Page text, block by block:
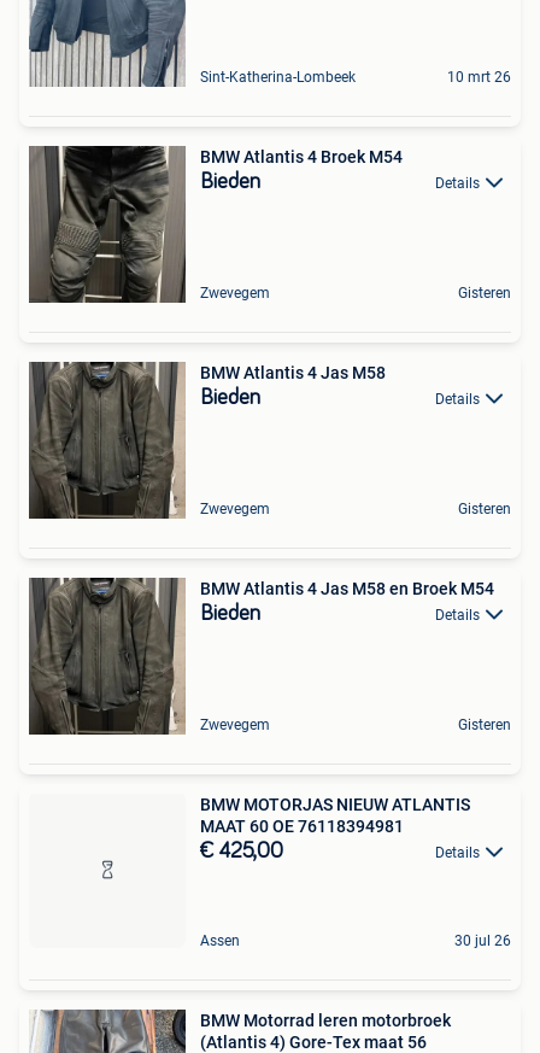
Sint-Katherina-Lombeek 10 mrt 26
BMW Atlantis 4 Broek M54
Bieden Details
Zwevegem Gisteren
BMW Atlantis 4 Jas M58
Bieden Details
Zwevegem Gisteren
BMW Atlantis 4 Jas M58 en Broek M54
Bieden Details
Zwevegem Gisteren
BMW MOTORJAS NIEUW ATLANTIS
MAAT 60 OE 76118394981
€ 425,00 Details
Assen 30 jul 26
BMW Motorrad leren motorbroek
(Atlantis 4) Gore-Tex maat 56